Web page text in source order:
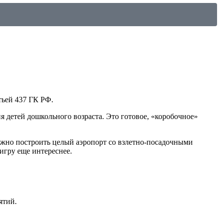
437 ГК РФ.
дошкольного возраста. Это готовое, «коробочное»
построить целый аэропорт со взлетно-посадочными
еще интереснее.